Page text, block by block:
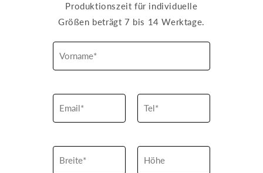
Produktionszeit für individuelle
Größen beträgt 7 bis 14 Werktage.